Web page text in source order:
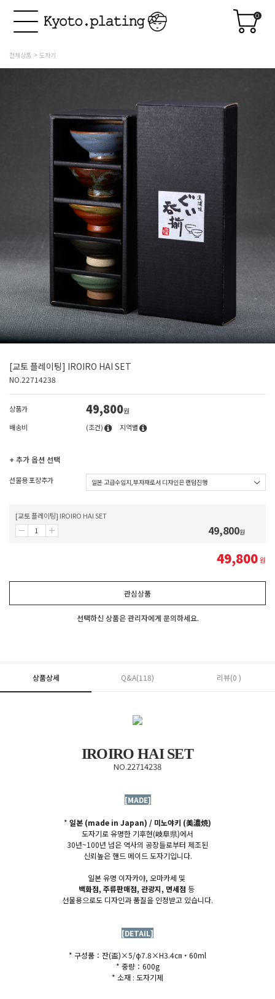
0
전체상품 도자기
[교토 플레이팅] IROIRO HAI SET
NO.22714238
상품가 49,800원
배송비
(조건) 지역별
+ 추가 옵션 선택
선물용 포장추가
[교토 플레이팅] IROIRO HAI SET
49,800원
49,800원
관심상품
선택하신 상품은 관리자에게 문의하세요.
상품상세 Q&A(118) 리뷰(0 )
IROIRO HAI SET
NO.22714238
[MADE]
* 일본 (made in Japan) / 미노야키 (美濃焼)
도자기로 유명한 기후현(岐阜県)에서
30년~100년 넘은 역사의 공장들로부터 제조된
신뢰높은핸드 메이드 도자기입니다.
일본 유명 이자카야, 오마카세 및
백화점, 주류판매점, 관광지, 면세점 등
선물용으로도 디자인과 품질을 인정받고 있습니다.
[DETAIL]
* 구성품： 잔(盃)×5/φ7.8×H3.4㎝・60ml
* 중량：600g
* 소재 : 도자기제